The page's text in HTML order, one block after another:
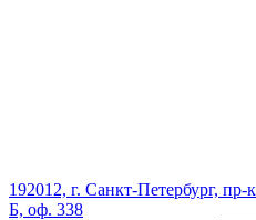
192012, г. Санкт-Петербург,
Б, оф. 338